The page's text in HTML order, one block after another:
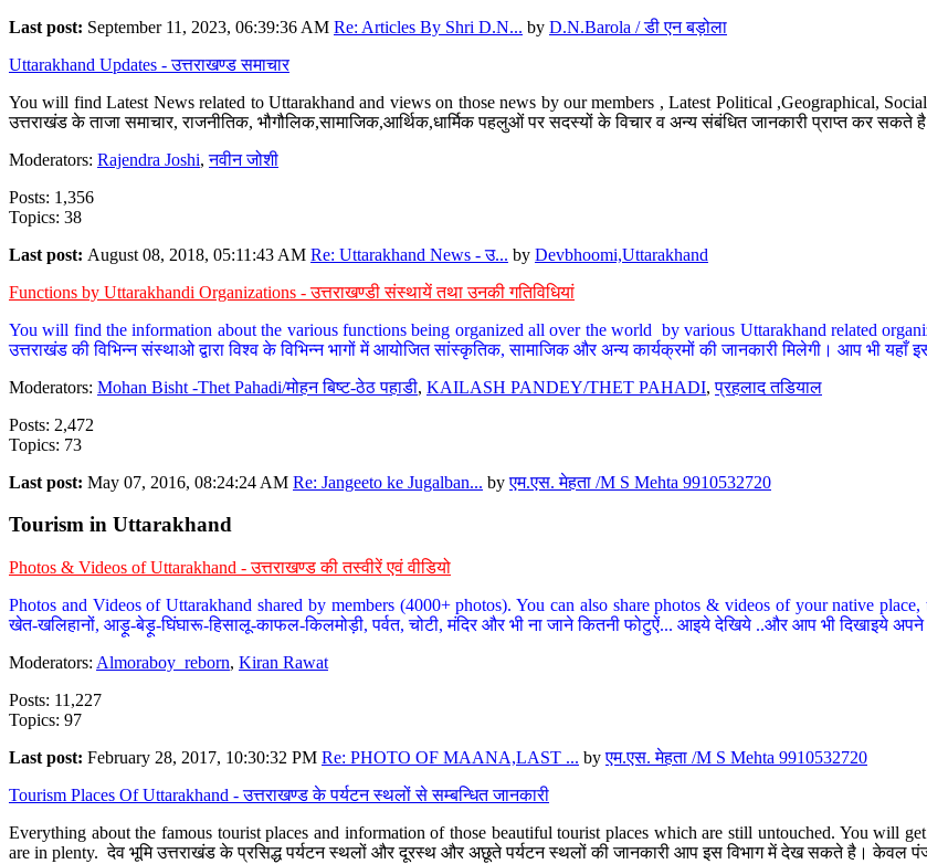
Last post: September 11, 2023, 06:39:36 AM Re: Articles By Shri D.N... by D.N.Barola / डी एन बड़ोला
Uttarakhand Updates - उत्तराखण्ड समाचार
You will find Latest News related to Uttarakhand and views on those news by our members , Latest Political ,Geographical,
उत्तराखंड के ताजा समाचार, राजनीतिक, भौगौलिक,सामाजिक,आर्थिक,धार्मिक पहलुओं पर सदस्यों के विचार व अन्य संबंधित जानकारी प्राप्त कर सकते
Moderators: Rajendra Joshi,नवीन जोशी
Posts: 1,356
Topics: 38
Last post: August 08, 2018, 05:11:43 AM Re: Uttarakhand News - उ... by Devbhoomi,Uttarakhand
Functions by Uttarakhandi Organizations - उत्तराखण्डी संस्थायें तथा उनकी गतिविधियां
You will find the information about the various functions being organized all over the world by various Uttarakhand related
उत्तराखंड की विभिन्न संस्थाओ द्वारा विश्व के विभिन्न भागों में आयोजित सांस्कृतिक, सामाजिक और अन्य कार्यक्रमों की जानकारी मिलेगी। आप भी
Moderators: Mohan Bisht -Thet Pahadi/मोहन बिष्ट-ठेठ पहाडी, KAILASH PANDEY/THET PAHADI,प्रहलाद तडियाल
Posts: 2,472
Topics: 73
Last post: May 07, 2016, 08:24:24 AM Re: Jangeeto ke Jugalban... byएम.एस. मेहता /M S Mehta 9910532720
Tourism in Uttarakhand
Photos & Videos of Uttarakhand - उत्तराखण्ड की तस्वीरें एवं वीडियो
Photos and Videos of Uttarakhand shared by members (4000+ photos). You can also share photos & videos of your native
खेत-खलिहानों, आड़ू-बेड़ू-घिंघारू-हिसालू-काफल-किलमोड़ी, पर्वत, चोटी, मंदिर और भी ना जाने कितनी फोटुऐं... आइये देखिये ..और आप भी दिखाइये
Moderators: Almoraboy_reborn, Kiran Rawat
Posts: 11,227
Topics: 97
Last post: February 28, 2017, 10:30:32 PM Re: PHOTO OF MAANA,LAST ... byएम.एस. मेहता /M S Mehta 9910532720
Tourism Places Of Uttarakhand - उत्तराखण्ड के पर्यटन स्थलों से सम्बन्धित जानकारी
Everything about the famous tourist places and information of those beautiful tourist places which are still untouched. You will
are in plenty. देव भूमि उत्तराखंड के प्रसिद्ध पर्यटन स्थलों और दूरस्थ और अछूते पर्यटन स्थलों की जानकारी आप इस विभाग में देख सकते है। केवल